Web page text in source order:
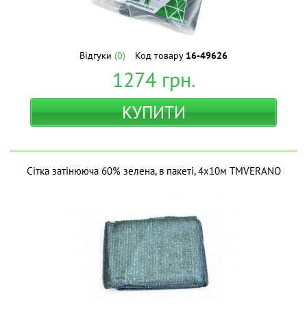
Відгуки (0) Код товару 16-49626
1274грн.
КУПИТИ
Сітка затінююча 60% зелена, в пакеті, 4х10м ТМVERANO